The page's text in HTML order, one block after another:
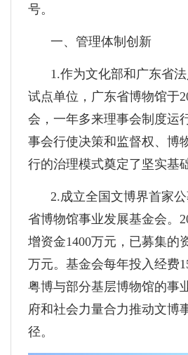
号。
一、管理体制创新
1.作为文化部和广东省
试点单位，广东省博物馆于
会，一年多来理事会制度运
事会行使决策和监督权、博
行的治理模式奠定了坚实基
2.成立全国文博界首家
省博物馆事业发展基金会。
增资金1400万元，已募集的
万元。基金会每年投入经费
粤博与部分基层博物馆的事
府和社会力量合力推动文博
径。